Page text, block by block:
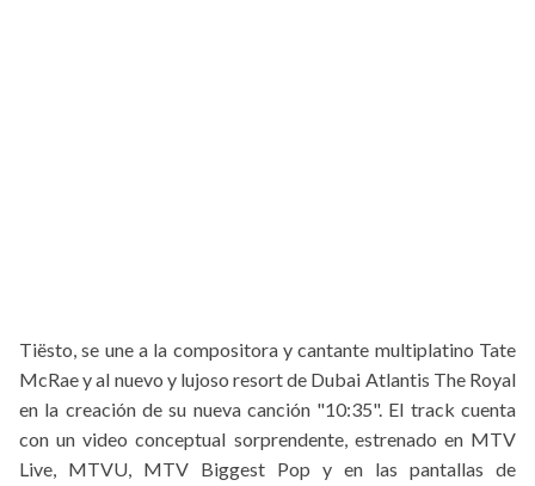
Tiësto, se une a la compositora y cantante multiplatino Tate
McRae y al nuevo y lujoso resort de Dubai Atlantis The Royal
en la creación de su nueva canción "10:35". El track cuenta
con un video conceptual sorprendente, estrenado en MTV
Live, MTVU, MTV Biggest Pop y en las pantallas de